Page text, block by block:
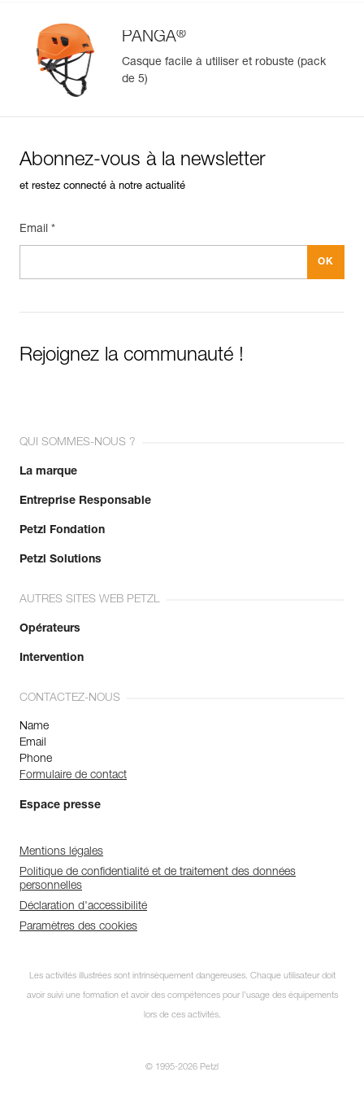
PANGA®
Casque facile à utiliser et robuste (pack
de 5)
Abonnez-vous à la newsletter
et restez connecté à notre actualité
Email *
Rejoignez la communauté !
QUI SOMMES-NOUS ?
La marque
Entreprise Responsable
Petzl Fondation
Petzl Solutions
AUTRES SITES WEB PETZL
Opérateurs
Intervention
CONTACTEZ-NOUS
Name
Email
Phone
Formulaire de contact
Espace presse
Mentions légales
Politique de confidentialité et de traitement des données
personnelles
Déclaration d'accessibilité
Paramètres des cookies
Les activités illustrées sont intrinsèquement dangereuses. Chaque utilisateur doit
avoir suivi une formation et avoir des compétences pour l’usage des équipements
lors de ces activités.
© 1995-2026 Petzl